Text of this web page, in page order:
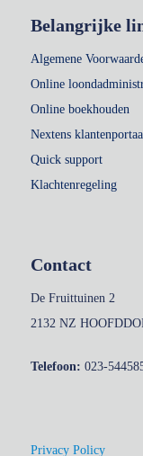
Belangrijke
Algemene
Online
Online boekhouden
Nextens
Quick support
Klachtenregeling
Contact
De Fruittuinen 2
2132 NZ
Telefoon: 023-
Privacy Policy